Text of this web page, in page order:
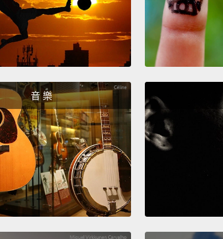
嗯，把拔全部吃掉了。
No.
沒有。
Yeah, look.
是的，妳看。
He didn't.
他沒有。
Yeah, he did.
有，他有。
Nah.
音 樂